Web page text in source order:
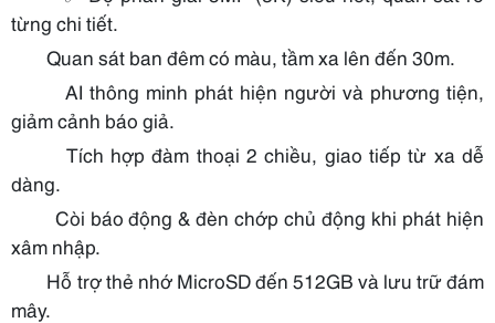
từng chi tiết.
Quan sát ban đêm có màu, tầm xa lên đến 30m.
AI thông minh phát hiện người và phương tiện,
giảm cảnh báo giả.
Tích hợp đàm thoại 2 chiều, giao tiếp từ xa dễ
dàng.
Còi báo động & đèn chớp chủ động khi phát hiện
xâm nhập.
Hỗ trợ thẻ nhớ MicroSD đến 512GB và lưu trữ đám
mây.